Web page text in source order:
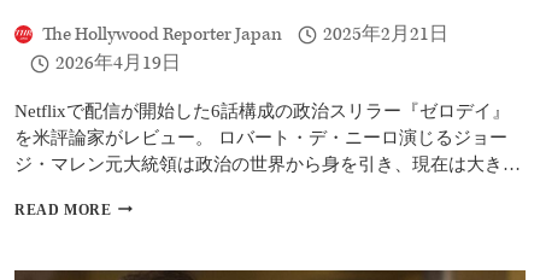
タ
リ
ス
The Hollywood Reporter Japan
2025年2月21日
2026年4月19日
Netflixで配信が開始した6話構成の政治スリラー『ゼロデイ』
を米評論家がレビュー。 ロバート・デ・ニーロ演じるジョー
ジ・マレン元大統領は政治の世界から身を引き、現在は大き…
READ MORE ゼ
イ